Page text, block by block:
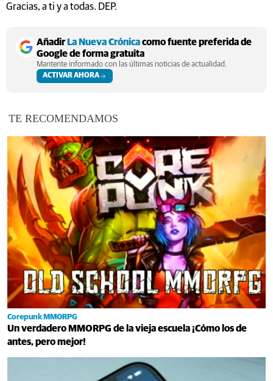
Gracias, a ti y a todas. DEP.
Añadir La Nueva Crónicacomo fuente preferida de
Google de forma gratuita
Mantente informado con las últimas noticias de actualidad.
ACTIVAR AHORA
TE RECOMENDAMOS
Corepunk MMORPG
Un verdadero MMORPG de la vieja escuela ¡Cómo los de
antes, pero mejor!